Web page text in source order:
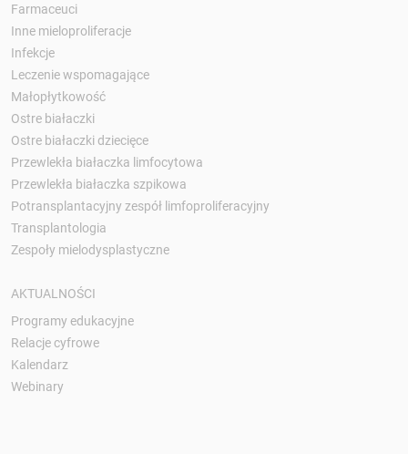
Farmaceuci
Inne mieloproliferacje
Infekcje
Leczenie wspomagające
Małopłytkowość
Ostre białaczki
Ostre białaczki dziecięce
Przewlekła białaczka limfocytowa
Przewlekła białaczka szpikowa
Potransplantacyjny zespół limfoproliferacyjny
Transplantologia
Zespoły mielodysplastyczne
AKTUALNOŚCI
Programy edukacyjne
Relacje cyfrowe
Kalendarz
Webinary